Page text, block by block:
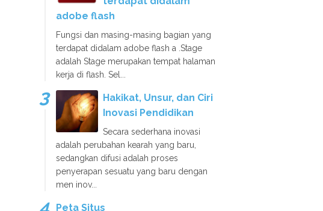
adobe flash
Fungsi dan masing-masing bagian yang
terdapat didalam adobe flash a .Stage
adalah Stage merupakan tempat halaman
kerja di flash. Sel...
Hakikat, Unsur, dan Ciri
Inovasi Pendidikan
Secara sederhana inovasi
adalah perubahan kearah yang baru,
sedangkan difusi adalah proses
penyerapan sesuatu yang baru dengan
men inov...
Peta Situs